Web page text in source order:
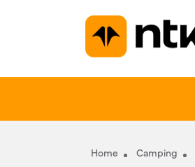
Home Camping